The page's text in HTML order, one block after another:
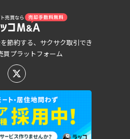
節約する、サクサク取引でき
買プラットフォーム